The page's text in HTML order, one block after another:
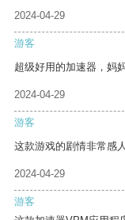
2024-04-29
游客
超级好用的加速器，妈
2024-04-29
游客
这款游戏的剧情非常感
2024-04-29
游客